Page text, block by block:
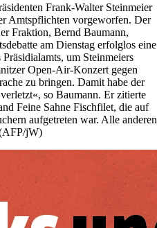
Frank-Walter Steinmeier
Amtspflichten vorgeworfen. Der
Fraktion, Bernd Baumann,
am Dienstag erfolglos eine
um Steinmeiers
Open-Air-Konzert gegen
zu bringen. Damit habe der
so Baumann. Er zitierte
Feine Sahne Fischfilet, die auf
aufgetreten war. Alle anderen
jW)